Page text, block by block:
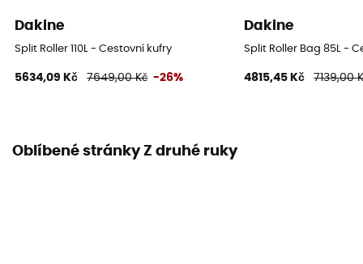
Dakine
Split Roller 110L - Cestovní kufry
5634,09 Kč 7649,00 Kč -26%
Dakine
Split Roller Bag 85L -
4815,45 Kč 7139,00
Oblíbené stránky Z druhé ruky